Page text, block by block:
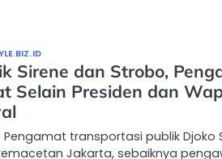
Sirene dan Strobo,
Selain Presiden dan
transportasi publik Djoko
Jakarta, sebaiknya